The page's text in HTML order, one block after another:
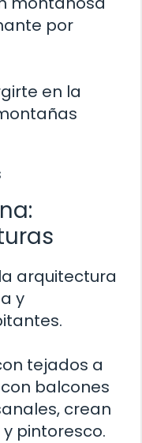
por
en la
arquitectura
y
tejados a
balcones
crean
pintoresco.